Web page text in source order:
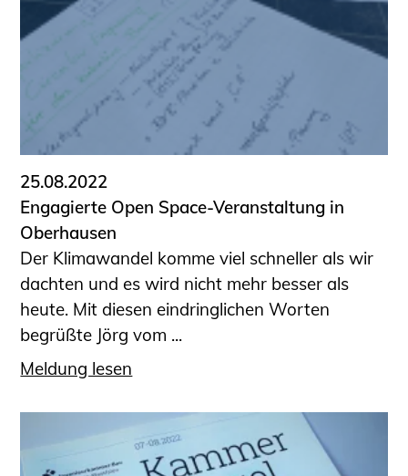
25.08.2022
Engagierte Open Space-Veranstaltung in
Oberhausen
Der Klimawandel komme viel schneller als wir
dachten und es wird nicht mehr besser als
heute. Mit diesen eindringlichen Worten
begrüßte Jörg vom ...
Meldung lesen